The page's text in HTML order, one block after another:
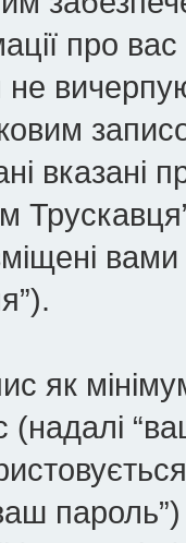
про
вказані
вами
як
(надалі